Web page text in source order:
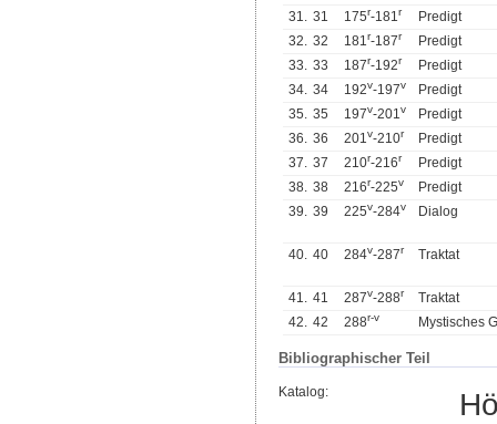
31. 31 175r-181r
Predigt
32. 32 181r-187r
Predigt
33. 33 187r-192r
Predigt
34. 34 192v-197v
Predigt
35. 35 197v-201v
Predigt
36. 36 201v-210r
Predigt
37. 37 210r-216r
Predigt
38. 38 216r-225v
Predigt
39. 39 225v-284v Dialog
40. 40 284v-287r Traktat
41. 41 287v-288r
Traktat
42. 42 288r-v Mystisches
Bibliographischer Teil
Katalog: